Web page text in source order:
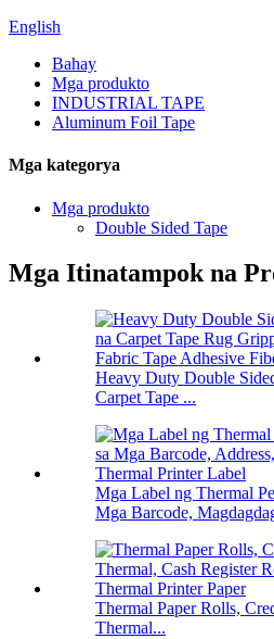
English
Bahay
Mga produkto
INDUSTRIAL TAPE
Aluminum Foil Tape
Mga kategorya
Mga produkto
Double Sided Tape
Mga Itinatampok na
Heavy Duty Double
Carpet Tape ...
Mga Label ng Thermal
Mga Barcode,
Thermal Paper Rolls,
Thermal...